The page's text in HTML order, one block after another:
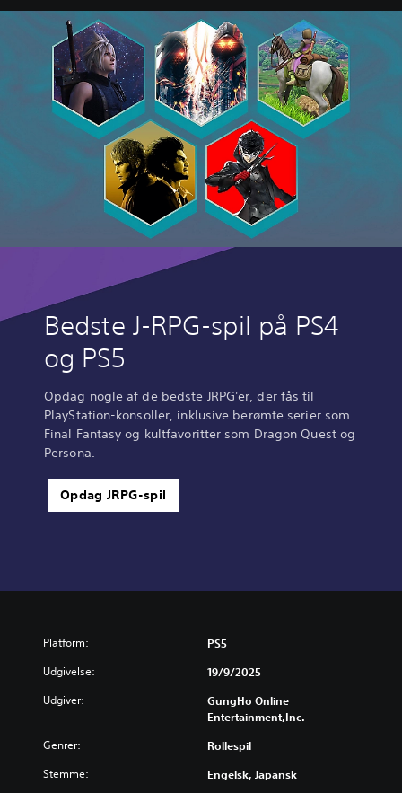
Bedste J-RPG-spil på PS4
og PS5
Opdag nogle af de bedste JRPG'er, der fås til
PlayStation-konsoller, inklusive berømte serier som
Final Fantasy og kultfavoritter som Dragon Quest og
Persona.
Opdag JRPG-spil
Platform: PS5
Udgivelse: 19/9/2025
Udgiver:
GungHo Online
Entertainment,Inc.
Genrer: Rollespil
Stemme: Engelsk, Japansk